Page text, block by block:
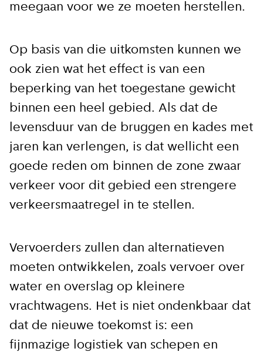
meegaan voor we ze moeten herstellen.
Op basis van die uitkomsten kunnen we
ook zien wat het effect is van een
beperking van het toegestane gewicht
binnen een heel gebied. Als dat de
levensduur van de bruggen en kades met
jaren kan verlengen, is dat wellicht een
goede reden om binnen de zone zwaar
verkeer voor dit gebied een strengere
verkeersmaatregel in te stellen.
Vervoerders zullen dan alternatieven
moeten ontwikkelen, zoals vervoer over
water en overslag op kleinere
vrachtwagens. Het is niet ondenkbaar dat
dat de nieuwe toekomst is: een
fijnmazige logistiek van schepen en